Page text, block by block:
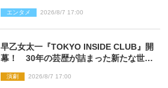
エンタメ 2026/8/7 17:00
早乙女太一『TOKYO INSIDE CLUB』開
幕！ 30年の芸歴が詰まった新たな世界
演劇 2026/8/7 17:00